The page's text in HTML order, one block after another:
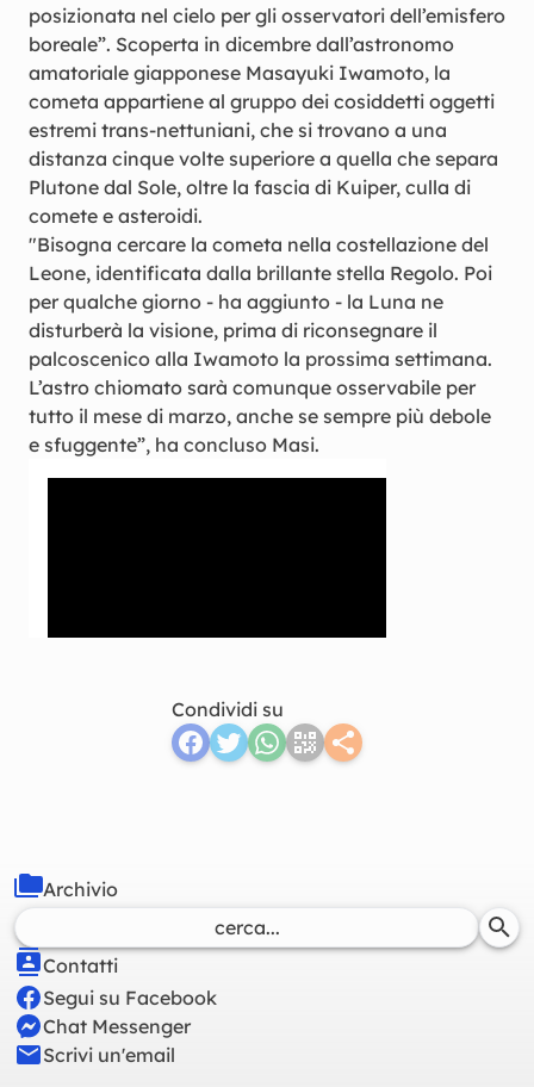
posizionata nel cielo per gli osservatori dell’emisfero
boreale”. Scoperta in dicembre dall’astronomo
amatoriale giapponese Masayuki Iwamoto, la
cometa appartiene al gruppo dei cosiddetti oggetti
estremi trans-nettuniani, che si trovano a una
distanza cinque volte superiore a quella che separa
Plutone dal Sole, oltre la fascia di Kuiper, culla di
comete e asteroidi.
"Bisogna cercare la cometa nella costellazione del
Leone, identificata dalla brillante stella Regolo. Poi
per qualche giorno - ha aggiunto - la Luna ne
disturberà la visione, prima di riconsegnare il
palcoscenico alla Iwamoto la prossima settimana.
L’astro chiomato sarà comunque osservabile per
tutto il mese di marzo, anche se sempre più debole
e sfuggente”, ha concluso Masi.
Condividi su
Contatti
Segui su Facebook
Chat Messenger
Scrivi un'email
Archivio